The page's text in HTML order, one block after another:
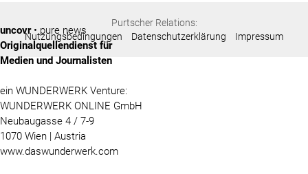
Purtscher Relations:
Nutzungsbedingungen
Datenschutzerklärung Impressum
uncovr• pure news
Originalquellendienst für
Medien und Journalisten
ein WUNDERWERK Venture:
WUNDERWERK ONLINE GmbH
Neubaugasse 4 / 7-9
1070 Wien | Austria
www.daswunderwerk.com